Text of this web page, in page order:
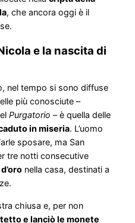
, che ancora oggi è il
e la nascita di
nel tempo si sono diffuse
più conosciute –
Purgatorio – è quella delle
in miseria. L’uomo
sposare, ma San
tre notti consecutive
nella casa, destinati a
chiusa e, per non
e lanciò le monete